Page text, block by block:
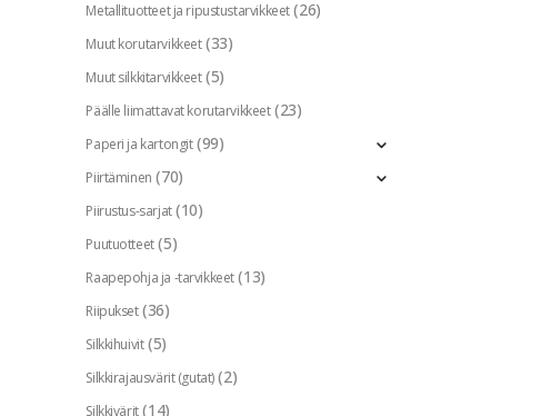
Metallituotteet ja ripustustarvikkeet (26)
Muut korutarvikkeet (33)
Muut silkkitarvikkeet (5)
Päälle liimattavat korutarvikkeet (23)
Paperi ja kartongit (99)
Piirtäminen (70)
Piirustus-sarjat (10)
Puutuotteet (5)
Raapepohja ja -tarvikkeet (13)
Riipukset (36)
Silkkihuivit (5)
Silkkirajausvärit (gutat) (2)
Silkkivärit (14)